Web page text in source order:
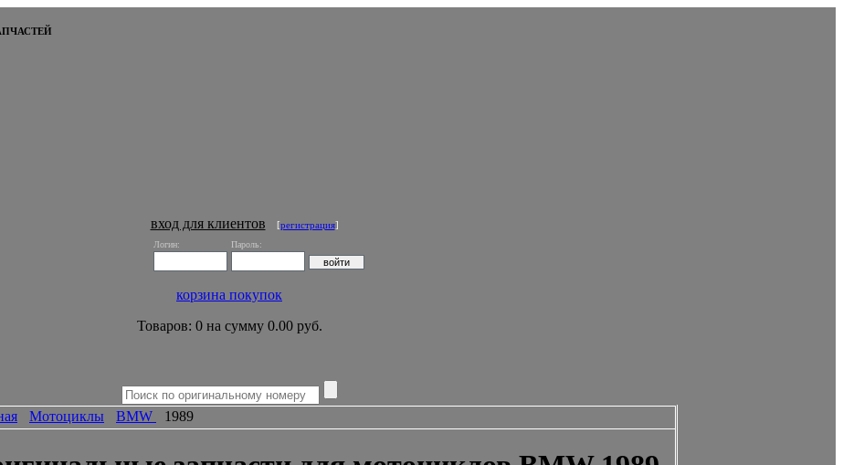
вход для клиентов [регистрация]
Логин: Пароль:
корзина покупок
Товаров: 0 на сумму 0.00 руб.
Мотоциклы BMW 1989